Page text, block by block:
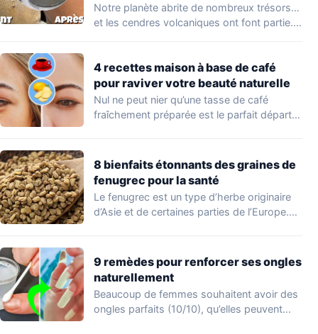
Notre planète abrite de nombreux trésors…
et les cendres volcaniques ont font partie.
4 recettes maison à base de café
pour raviver votre beauté naturelle
Nul ne peut nier qu’une tasse de café
fraîchement préparée est le parfait départ…
8 bienfaits étonnants des graines de
fenugrec pour la santé
Le fenugrec est un type d’herbe originaire
d’Asie et de certaines parties de l’Europe.…
9 remèdes pour renforcer ses ongles
naturellement
Beaucoup de femmes souhaitent avoir des
ongles parfaits (10/10), qu’elles peuvent